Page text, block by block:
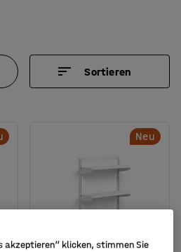
Sortieren
Neu
akzeptieren“ klicken, stimmen Sie